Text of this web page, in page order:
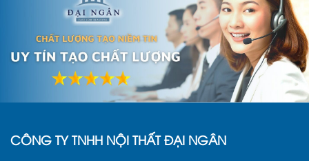
CÔNG TY TNHH NỘI THẤT ĐẠI NGÂN